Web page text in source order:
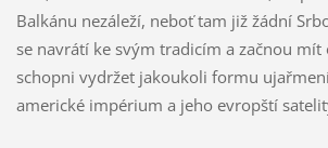
Balkánu nezáleží, neboť tam již žádní
se navrátí ke svým tradicím a začnou
schopni vydržet jakoukoli formu
americké impérium a jeho evropští